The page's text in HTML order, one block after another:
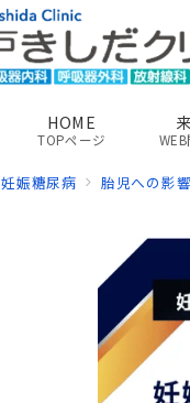
HOME
TOPページ
妊娠糖尿病 胎児への影響